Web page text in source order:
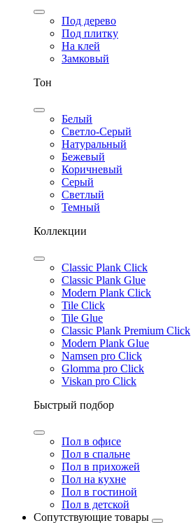
Под дерево
Под плитку
На клей
Замковый
Тон
Белый
Светло-Серый
Натуральный
Бежевый
Коричневый
Серый
Светлый
Темный
Коллекции
Classic Plank Click
Classic Plank Glue
Modern Plank Click
Tile Click
Tile Glue
Classic Plank Premium Click
Modern Plank Glue
Namsen pro Click
Glomma pro Click
Viskan pro Click
Быстрый подбор
Пол в офисе
Пол в спальне
Пол в прихожей
Пол на кухне
Пол в гостиной
Пол в детской
Сопутствующие товары